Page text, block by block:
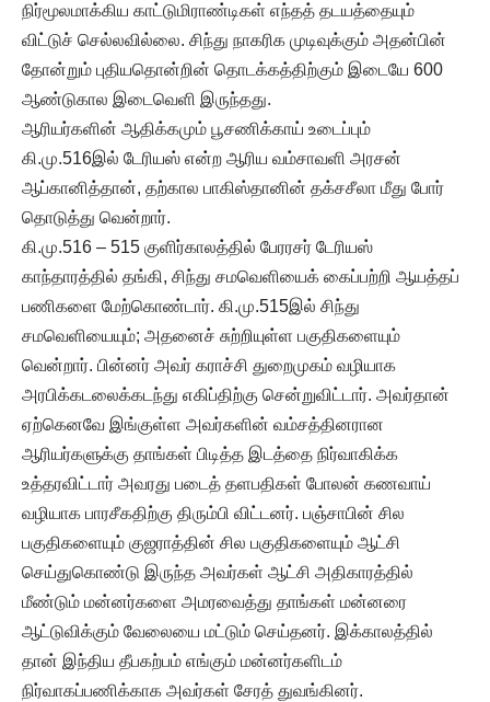
நிர்மூலமாக்கிய காட்டுமிராண்டிகள் எந்தத் தடயத்தையும்
விட்டுச் செல்லவில்லை. சிந்து நாகரிக முடிவுக்கும் அதன்பின்
தோன்றும் புதியதொன்றின் தொடக்கத்திற்கும் இடையே 600
ஆண்டுகால இடைவெளி இருந்தது.
ஆரியர்களின் ஆதிக்கமும் பூசணிக்காய் உடைப்பும்
கி.மு.516இல் டேரியஸ் என்ற ஆரிய வம்சாவளி அரசன்
ஆப்கானித்தான், தற்கால பாகிஸ்தானின் தக்சசீலா மீது போர்
தொடுத்து வென்றார்.
கி.மு.516 – 515 குளிர்காலத்தில் பேரரசர் டேரியஸ்
காந்தாரத்தில் தங்கி, சிந்து சமவெளியைக் கைப்பற்றி ஆயத்தப்
பணிகளை மேற்கொண்டார். கி.மு.515இல் சிந்து
சமவெளியையும்; அதனைச் சுற்றியுள்ள பகுதிகளையும்
வென்றார். பின்னர் அவர் கராச்சி துறைமுகம் வழியாக
அரபிக்கடலைக்கடந்து எகிப்திற்கு சென்றுவிட்டார். அவர்தான்
ஏற்கெனவே இங்குள்ள அவர்களின் வம்சத்தினரான
ஆரியர்களுக்கு தாங்கள் பிடித்த இடத்தை நிர்வாகிக்க
உத்தரவிட்டார் அவரது படைத் தளபதிகள் போலன் கணவாய்
வழியாக பாரசீகதிற்கு திரும்பி விட்டனர். பஞ்சாபின் சில
பகுதிகளையும் குஜராத்தின் சில பகுதிகளையும் ஆட்சி
செய்துகொண்டு இருந்த அவர்கள் ஆட்சி அதிகாரத்தில்
மீண்டும் மன்னர்களை அமரவைத்து தாங்கள் மன்னரை
ஆட்டுவிக்கும் வேலையை மட்டும் செய்தனர். இக்காலத்தில்
தான் இந்திய தீபகற்பம் எங்கும் மன்னர்களிடம்
நிர்வாகப்பணிக்காக அவர்கள் சேரத் துவங்கினர்.